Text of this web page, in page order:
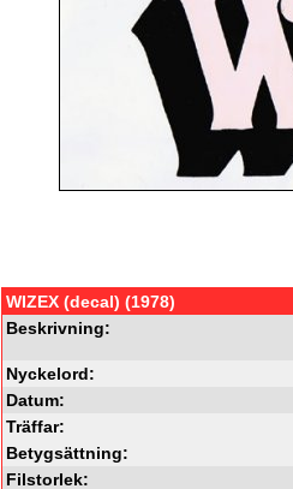
WIZEX (decal) (1978)
Beskrivning:
Nyckelord:
Datum:
Träffar:
Betygsättning:
Filstorlek: